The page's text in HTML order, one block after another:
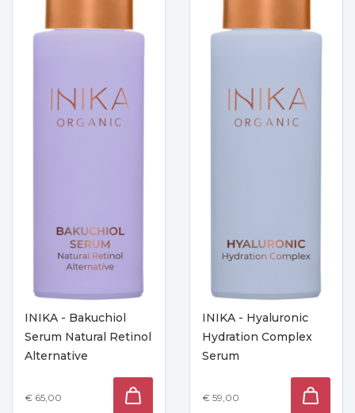
INIKA - Bakuchiol
Serum Natural Retinol
Alternative
€ 65,00
INIKA - Hyaluronic
Hydration Complex
Serum
€ 59,00